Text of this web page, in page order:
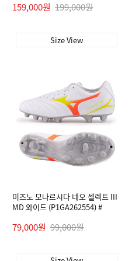
159,000원 199,000원
Size View
미즈노 모나르시다 네오 셀렉트 III
MD 와이드 (P1GA262554) #
79,000원 99,000원